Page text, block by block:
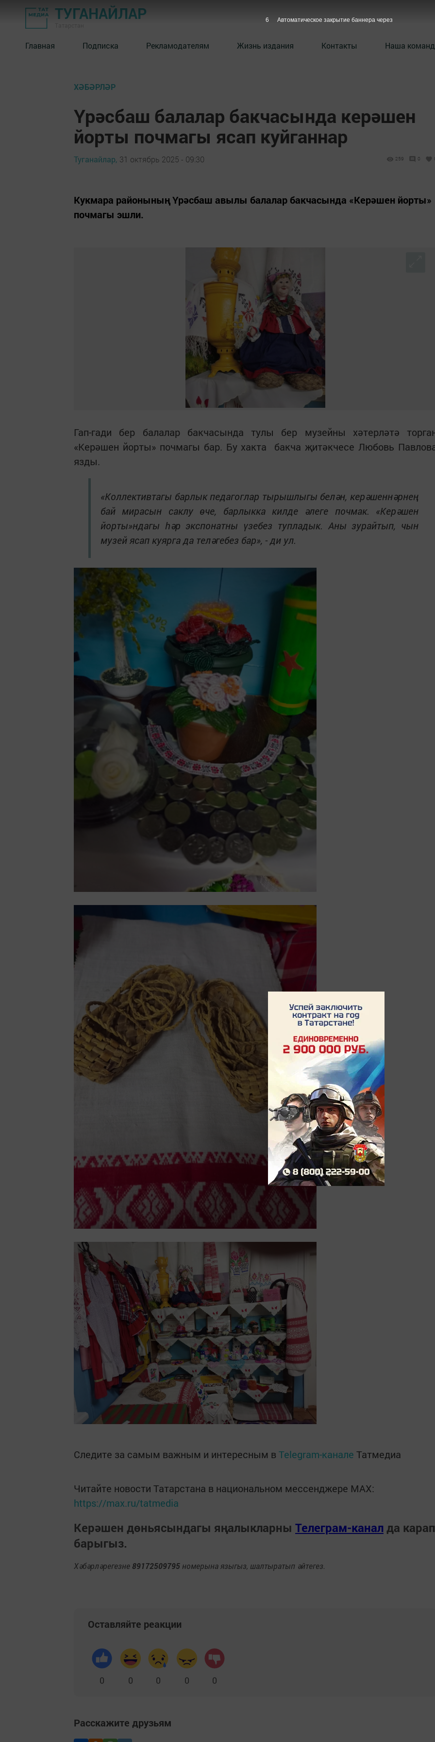
ТУГАНАЙЛАР
Главная Подписка Рекламодателям Жизнь издания Контакты Наша
ХӘБӘРЛӘР
Үрәсбаш балалар бакчасында керәшен
йорты почмагы ясап куйганнар
Туганайлар, 31 октябрь 2025 - 09:30 259 0
Кукмара районының Үрәсбаш авылы балалар бакчасында «Керәшен йорты»
почмагы эшли.
Гап-гади бер балалар бакчасында тулы бер музейны хәтерләтә
«Керәшен йорты» почмагы бар. Бу хакта бакча җитәкчесе Любовь
язды.
«Коллективтагы барлык педагоглар тырышлыгы белән, керәшеннәрнең
бай мирасын саклу өче, барлыкка килде әлеге почмак. «Керәшен
йорты»ндагы һәр экспонатны үзебез тупладык. Аны зурайтып, чын
музей ясап куярга да теләгебез бар», - ди ул.
Следите за самым важным и интересным в Telegram-канале Татмедиа
Читайте новости Татарстана в национальном мессенджере MАХ:
https://max.ru/tatmedia
Керәшен дөньясындагы яңалыкларны Телеграм-канал да карап
барыгыз.
Хәбәрләрегезне 89172509795 номерына языгыз, шалтыратып әйтегез.
Оставляйте реакции
0 0 0 0 0
Расскажите друзьям
4 Автоматическое закрытие баннера через